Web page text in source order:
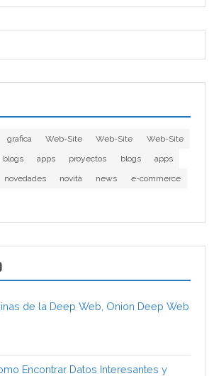
grafica Web-Site Web-Site
Web-Site
blogs apps proyectos blogs
apps
novedades novità news
e-commerce
de la Deep Web, Onion Deep Web
Encontrar Datos Interesantes y